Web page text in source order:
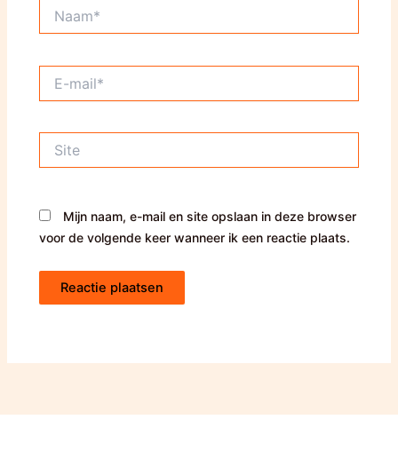
mail*
Mijn naam, e-mail en site opslaan in deze browser
voor de volgende keer wanneer ik een reactie plaats.